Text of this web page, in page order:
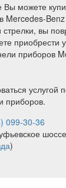
можете
Mercedes-
вы
приобрести
приборов
услугой
приборов.
099-30-36
)